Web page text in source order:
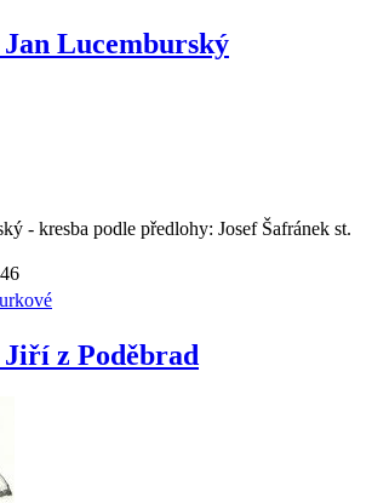
Lucemburský
- kresba podle předlohy: Josef Šafránek st.
z Poděbrad